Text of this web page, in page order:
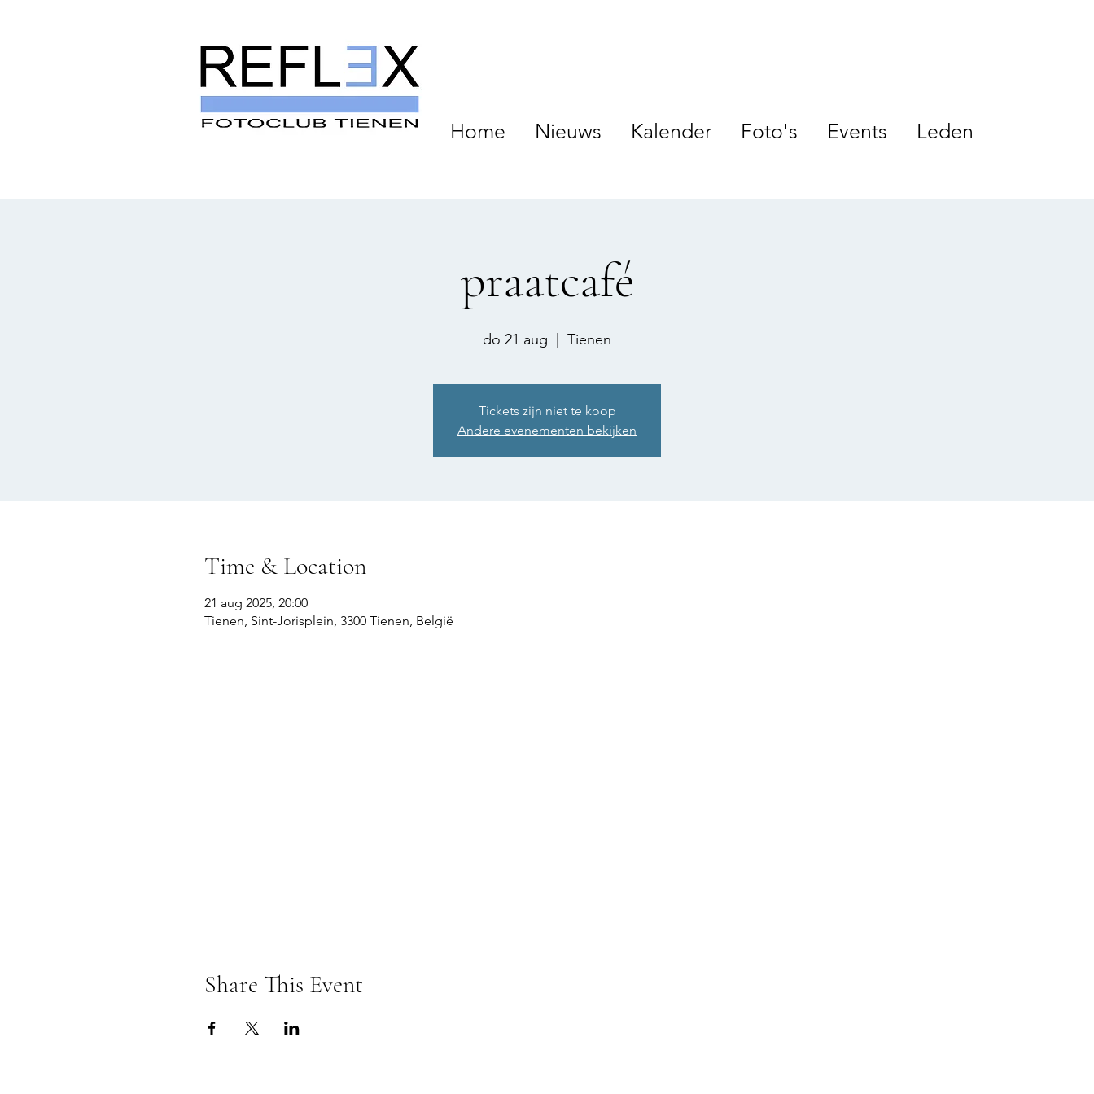
Home Nieuws Kalender Foto's Events Leden
praatcafé
do 21 aug Tienen
Tickets zijn niet te koop
Andere evenementen bekijken
Time & Location
21 aug 2025, 20:00
Tienen, Sint-Jorisplein, 3300 Tienen, België
Share This Event